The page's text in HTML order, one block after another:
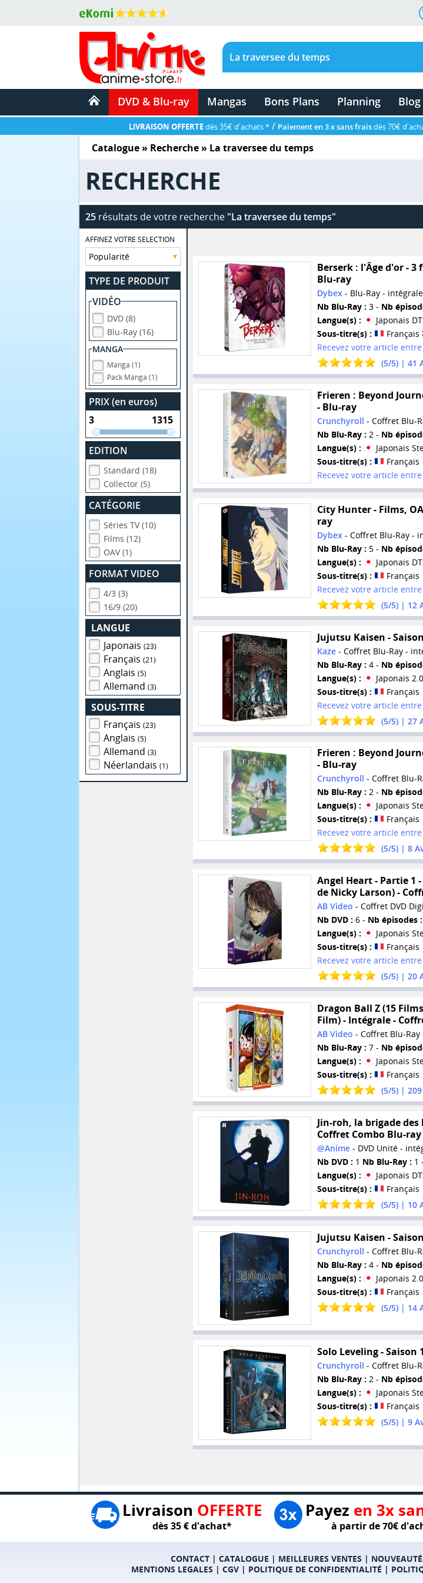
DVD & Blu-ray Mangas Bons Plans Planning Blog
LIVRAISON OFFERTEdès 35€ d'achats * / Paiement en 3 x sans fraisdès 70€
Catalogue» Recherche » La traversee du temps
RECHERCHE
25résultats de votre recherche "La traversee du temps"
AFFINEZ VOTRE SELECTION
TYPE DE PRODUIT
VIDÉO
DVD (8)
Blu-Ray (16)
MANGA
Manga (1)
Pack Manga (1)
PRIX (en euros)
EDITION
Standard (18)
Collector (5)
CATÉGORIE
Séries TV (10)
Films (12)
OAV (1)
FORMAT VIDEO
4/3 (3)
16/9 (20)
LANGUE
Japonais(23)
Français(21)
Anglais(5)
Allemand(3)
SOUS-TITRE
Français(23)
Anglais(5)
Allemand(3)
Néerlandais(1)
Berserk : l'Âge d'or -
Blu-ray
Dybex- Blu-Ray - intégrale
Nb Blu-Ray : 3 - Nb
Langue(s) :
Japonais
Sous-titre(s) :
Français
Recevez votre article
(5/5) | 41
Frieren : Beyond
- Blu-ray
Crunchyroll - Coffret Blu-
Nb Blu-Ray : 2 - Nb
Langue(s) :
Japonais
Sous-titre(s) :
Français
Recevez votre article
City Hunter - Films,
ray
Dybex- Coffret Blu-Ray -
Nb Blu-Ray : 5 - Nb
Langue(s) :
Japonais
Sous-titre(s) :
Français
Recevez votre article
(5/5) | 12
Jujutsu Kaisen -
Kaze- Coffret Blu-Ray -
Nb Blu-Ray : 4 - Nb
Langue(s) :
Japonais
Sous-titre(s) :
Français
Recevez votre article
(5/5) | 27
Frieren : Beyond
- Blu-ray
Crunchyroll - Coffret Blu-
Nb Blu-Ray : 2 - Nb
Langue(s) :
Japonais
Sous-titre(s) :
Français
Recevez votre article
(5/5) | 8
Angel Heart - Partie 1
de Nicky Larson) -
AB Video - Coffret DVD
Nb DVD : 6 - Nb épisodes :
Langue(s) :
Japonais
Sous-titre(s) :
Français
Recevez votre article
(5/5) | 20
Dragon Ball Z (15
Film) - Intégrale -
AB Video - Coffret Blu-
Nb Blu-Ray : 7 - Nb
Langue(s) :
Japonais
Sous-titre(s) :
Français
(5/5) | 209
Jin-roh, la brigade
Coffret Combo Blu-
@Anime- DVD Unité -
Nb DVD : 1 Nb Blu-Ray : 1 -
Langue(s) :
Japonais
Sous-titre(s) :
Français
(5/5) | 10
Jujutsu Kaisen -
Crunchyroll - Coffret Blu-
Nb Blu-Ray : 4 - Nb
Langue(s) :
Japonais
Sous-titre(s) :
Français
(5/5) | 14
Solo Leveling - Saison
Crunchyroll - Coffret Blu-
Nb Blu-Ray : 2 - Nb
Langue(s) :
Japonais
Sous-titre(s) :
Français
(5/5) | 9
Livraison OFFERTE
dès 35 € d'achat*
Payez en 3x
à partir de 70€
CONTACT| CATALOGUE | MEILLEURES VENTES |
MENTIONS LEGALES | CGV| POLITIQUE DE CONFIDENTIALITÉ |